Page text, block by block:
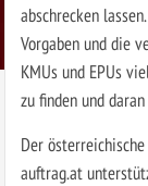
abschrecken
Vorgaben und die
KMUs und EPUs
zu finden und
Der
auftrag.at